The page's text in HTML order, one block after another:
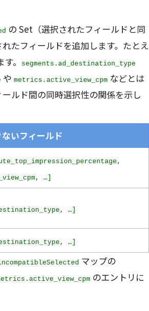
の Set（選択されたフィールドと同
たフィールドを追加します。たとえ
。 segments.ad_destination_type
や metrics.active_view_cpm などとは
ルド間の同時選択性の関係を示し
いフィールド
…]
…]
…]
マップの
のエントリに